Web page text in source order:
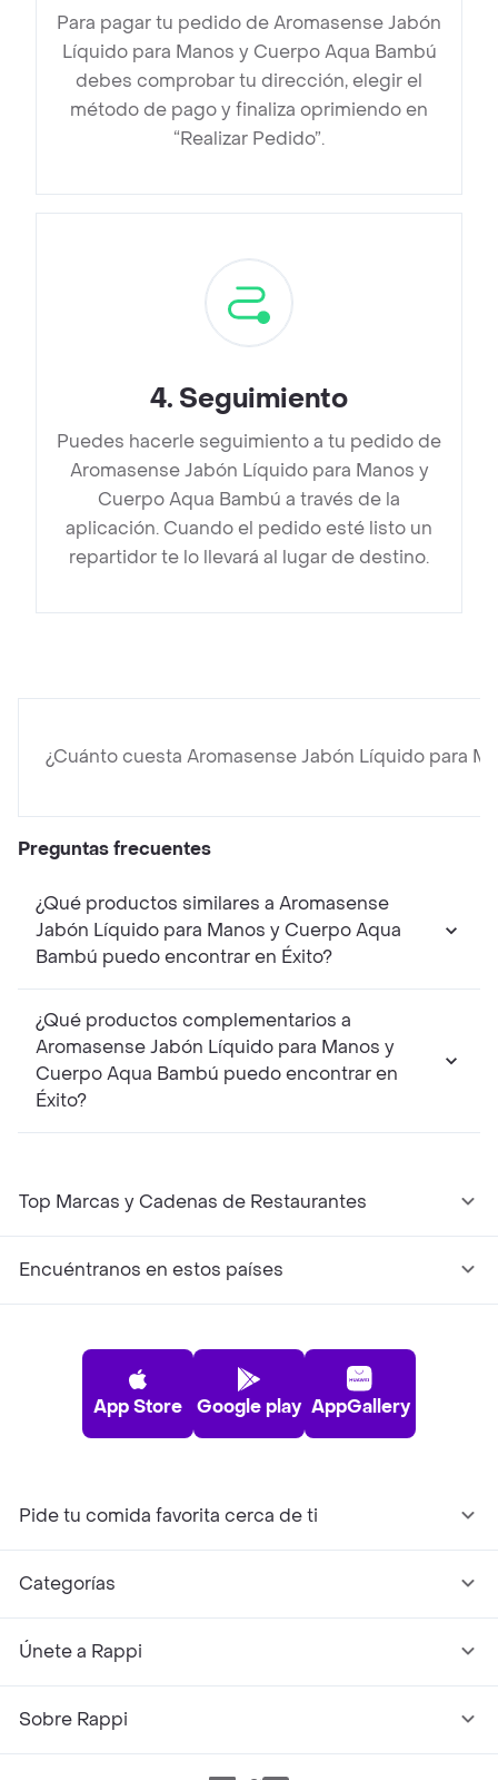
Para pagar tu pedido de Aromasense Jabón
Líquido para Manos y Cuerpo Aqua Bambú
debes comprobar tu dirección, elegir el
método de pago y finaliza oprimiendo en
“Realizar Pedido”.
4. Seguimiento
Puedes hacerle seguimiento a tu pedido de
Aromasense Jabón Líquido para Manos y
Cuerpo Aqua Bambú a través de la
aplicación. Cuando el pedido esté listo un
repartidor te lo llevará al lugar de destino.
¿Cuánto cuesta Aromasense Jabón Líquido para
Preguntas frecuentes
¿Qué productos similares a Aromasense
Jabón Líquido para Manos y Cuerpo Aqua
Bambú puedo encontrar en Éxito?
¿Qué productos complementarios a
Aromasense Jabón Líquido para Manos y
Cuerpo Aqua Bambú puedo encontrar en
Éxito?
Top Marcas y Cadenas de Restaurantes
Encuéntranos en estos países
App Store Google play AppGallery
Pide tu comida favorita cerca de ti
Categorías
Únete a Rappi
Sobre Rappi